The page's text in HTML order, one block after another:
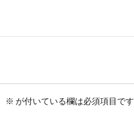
※ が付いている欄は必須項目です